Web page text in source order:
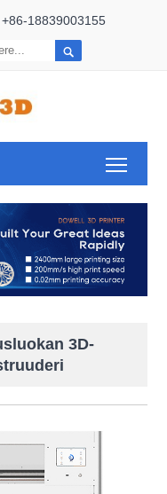
+86-18839003155

3D-